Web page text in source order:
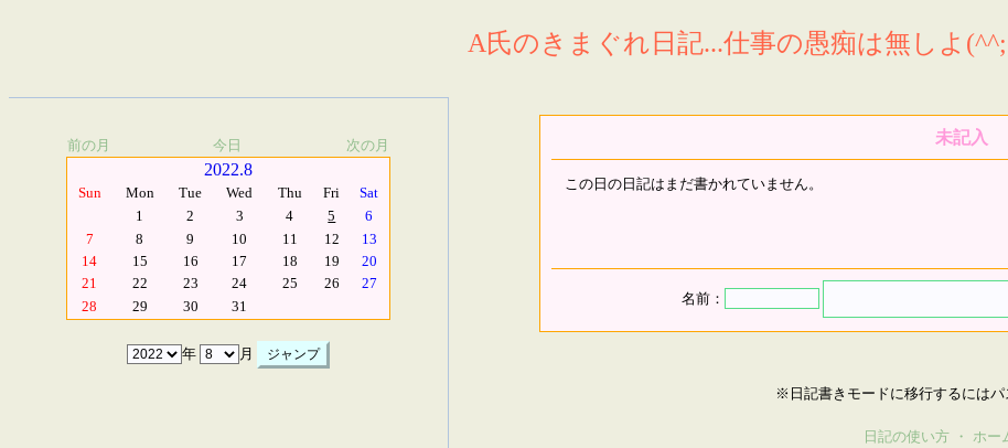
A氏のきまぐれ日記...仕事の愚痴は無しよ
前の月 今日 次の月
2022.8
Sun Mon Tue Wed Thu Fri
Sat
1
2 3 4 5
6
7
8 9 10 11 12
13
14
15 16 17 18 19
20
21
22 23 24 25 26
27
28
29 30 31
年 月
未記入
この日の日記はまだ書かれていません。
名前：
※日記書きモードに移行するにはパ
日記の使い方 ・ ホー